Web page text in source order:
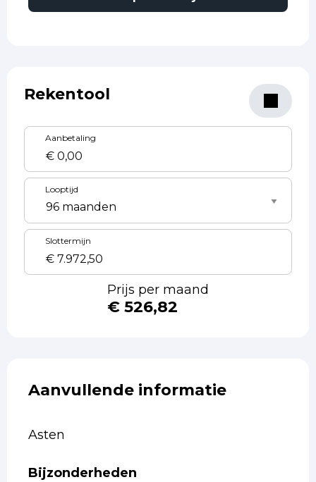
Rekentool
Aanbetaling
Looptijd
Slottermijn
Prijs per maand
€ 526,82
Aanvullende informatie
Asten
Bijzonderheden